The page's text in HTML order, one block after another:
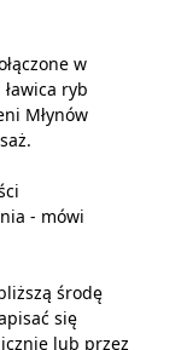
w
ryb
Młynów
- mówi
środę
się
lub przez